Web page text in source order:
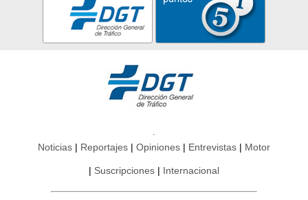
Noticias Reportajes Opiniones Entrevistas Motor
Suscripciones Internacional